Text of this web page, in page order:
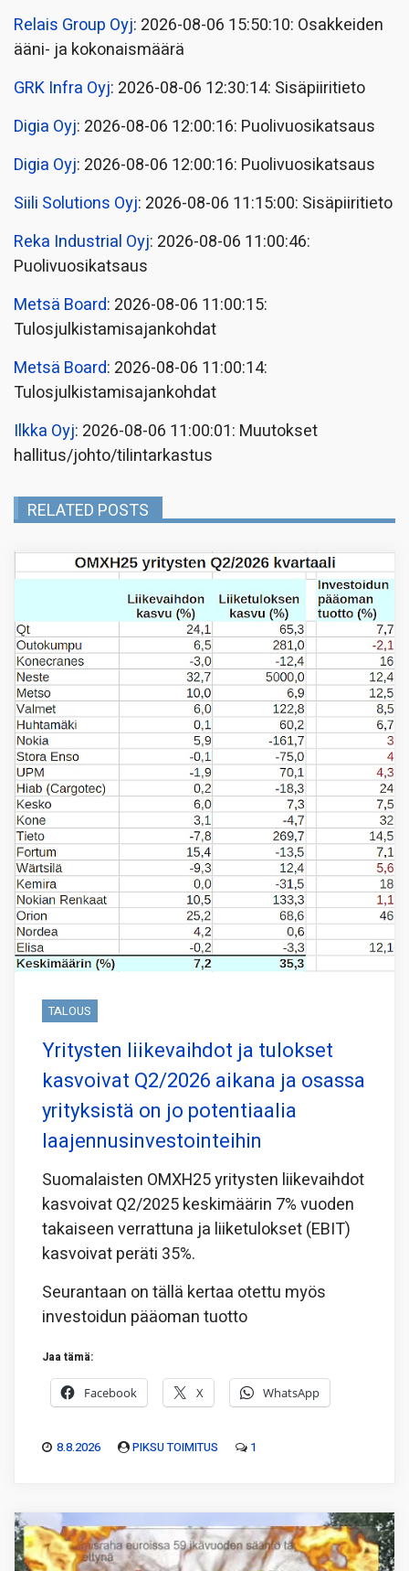
Relais Group Oyj: 2026-08-06 15:50:10: Osakkeiden
ääni- ja kokonaismäärä
GRK Infra Oyj: 2026-08-06 12:30:14: Sisäpiiritieto
Digia Oyj: 2026-08-06 12:00:16: Puolivuosikatsaus
Digia Oyj: 2026-08-06 12:00:16: Puolivuosikatsaus
Siili Solutions Oyj: 2026-08-06 11:15:00: Sisäpiiritieto
Reka Industrial Oyj: 2026-08-06 11:00:46:
Puolivuosikatsaus
Metsä Board: 2026-08-06 11:00:15:
Tulosjulkistamisajankohdat
Metsä Board: 2026-08-06 11:00:14:
Tulosjulkistamisajankohdat
Ilkka Oyj: 2026-08-06 11:00:01: Muutokset
hallitus/johto/tilintarkastus
RELATED POSTS
TALOUS
Yritysten liikevaihdot ja tulokset
kasvoivat Q2/2026 aikana ja osassa
yrityksistä on jo potentiaalia
laajennusinvestointeihin
Suomalaisten OMXH25 yritysten liikevaihdot
kasvoivat Q2/2025 keskimäärin 7% vuoden
takaiseen verrattuna ja liiketulokset (EBIT)
kasvoivat peräti 35%.
Seurantaan on tällä kertaa otettu myös
investoidun pääoman tuotto
Jaa tämä:
Facebook X WhatsApp
8.8.2026 PIKSU TOIMITUS 1